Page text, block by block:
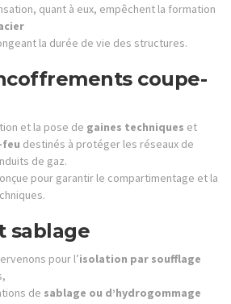
quant à eux, empêchent la formation
la durée de vie des structures.
coupe-
et la pose de gaines techniques et
destinés à protéger les réseaux de
de gaz.
pour garantir le compartimentage et la
sablage
pour l’isolation par soufflage
de sablage ou d’hydrogommage